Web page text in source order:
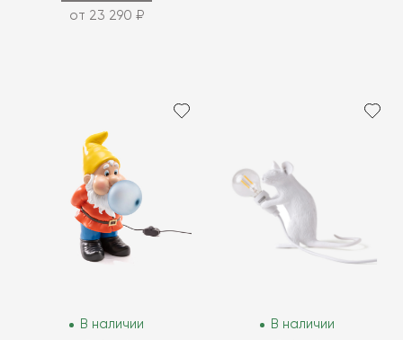
от 23 290 ₽
В наличии
В наличии